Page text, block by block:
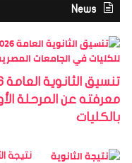
News
معرفته عن المرحلة
بالكليات